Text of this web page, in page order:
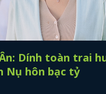
Dính toàn trai
Nụ hôn bạc tỷ